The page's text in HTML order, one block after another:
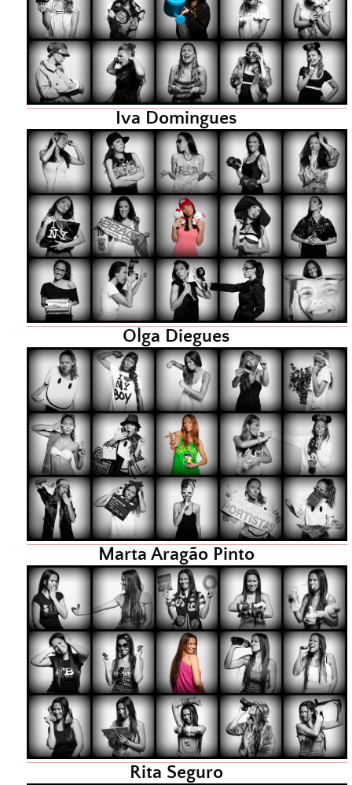
Iva Domingues
Olga Diegues
Marta Aragão Pinto
Rita Seguro